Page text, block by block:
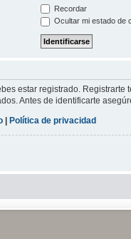
Recordar
Ocultar mi estado de
estar registrado.
Antes de identificarte
Política de privacidad